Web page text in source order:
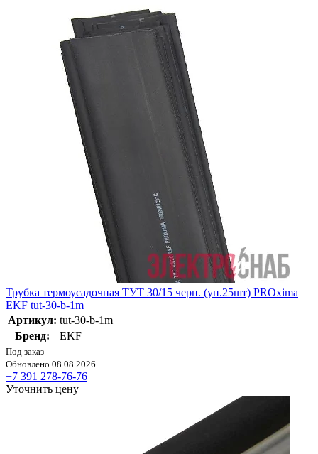
Трубка термоусадочная ТУТ 30/15 черн. (уп.25шт) PROxima
EKF tut-30-b-1m
Артикул: tut-30-b-1m
Бренд:
EKF
Под заказ
Обновлено 08.08.2026
+7 391 278-76-76
Уточнить цену